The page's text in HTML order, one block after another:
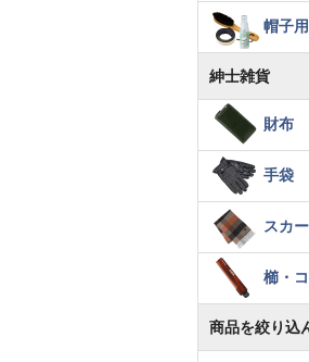
帽子
紳士雑貨
財布
手袋
スカ
櫛・
商品を絞り込